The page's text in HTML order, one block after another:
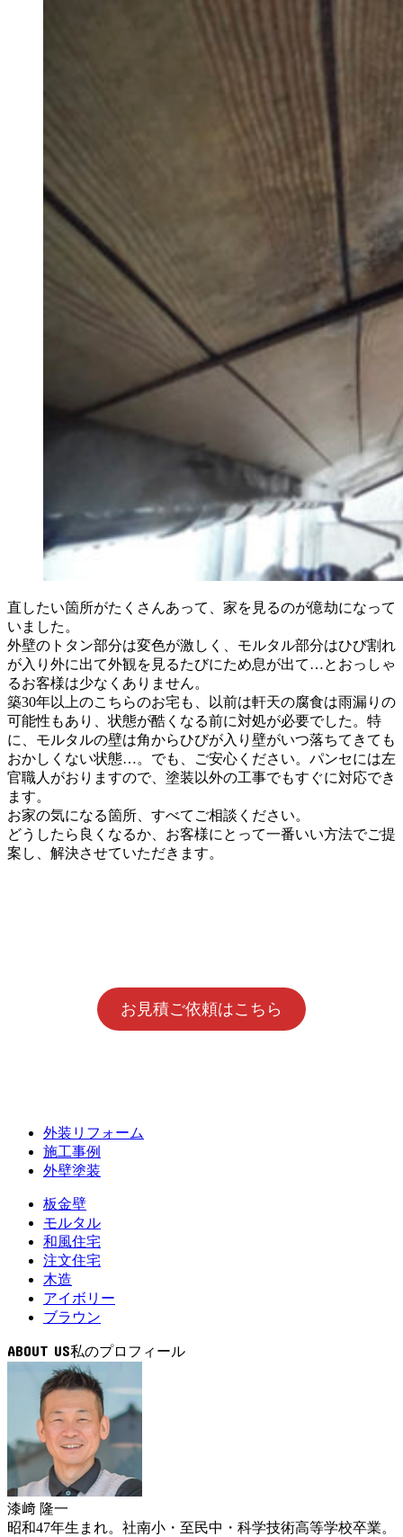
直したい箇所がたくさんあって、家を見るのが億劫になって
いました。
外壁のトタン部分は変色が激しく、モルタル部分はひび割れ
が入り外に出て外観を見るたびにため息が出て…とおっしゃ
るお客様は少なくありません。
築30年以上のこちらのお宅も、以前は軒天の腐食は雨漏りの
可能性もあり、状態が酷くなる前に対処が必要でした。特
に、モルタルの壁は角からひびが入り壁がいつ落ちてきても
おかしくない状態…。でも、ご安心ください。パンセには左
官職人がおりますので、塗装以外の工事でもすぐに対応でき
ます。
お家の気になる箇所、すべてご相談ください。
どうしたら良くなるか、お客様にとって一番いい方法でご提
案し、解決させていただきます。
お見積ご依頼はこちら
外装リフォーム
施工事例
外壁塗装
板金壁
モルタル
和風住宅
注文住宅
木造
アイボリー
ブラウン
ABOUT US
漆﨑 隆一
昭和47年生まれ。社南小・至民中・科学技術高等学校卒業。